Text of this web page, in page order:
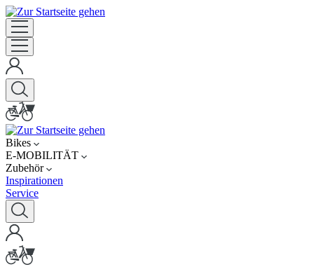
Bikes
E-MOBILITÄT
Zubehör
Inspirationen
Service